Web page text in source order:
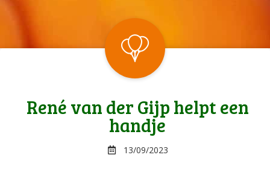
René van der Gijp helpt een
handje
13/09/2023